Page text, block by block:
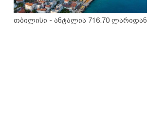
თბილისი - ანტალია 716.70 ლარიდან